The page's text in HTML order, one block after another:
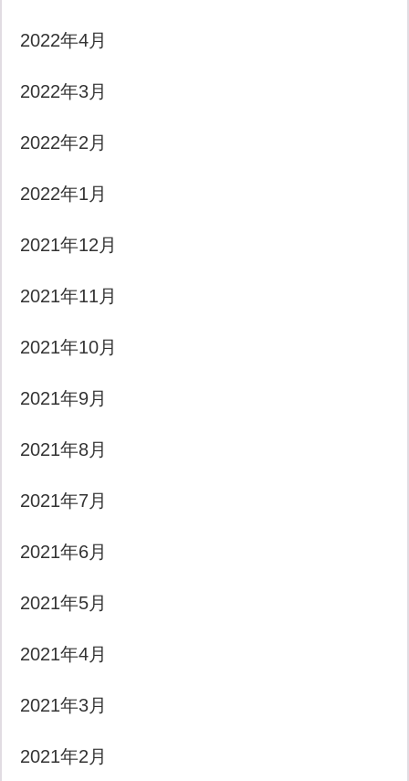
2022年4月
2022年3月
2022年2月
2022年1月
2021年12月
2021年11月
2021年10月
2021年9月
2021年8月
2021年7月
2021年6月
2021年5月
2021年4月
2021年3月
2021年2月